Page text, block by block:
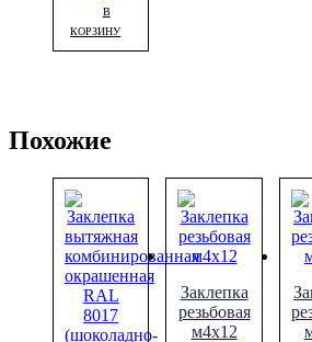
В
КОРЗИНУ
Похожие
Заклепка
резьбовая
м4х12